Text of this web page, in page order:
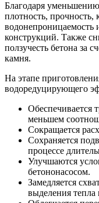
Благодаря
плотность, прочность,
водонепроницаемость
конструкций. Также
ползучесть бетона за
камня.
На этапе
водоредуцирующего
Обеспечивается
меньшем
Сокращается
Сохраняется
процессе
Улучшаются
бетононасосом.
Замедляется
выделения тепла